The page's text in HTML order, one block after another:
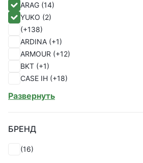
(1)
(1)
ARAG (14)
YUKO (2)
(+138)
ARDINA (+1)
ARMOUR (+12)
BKT (+1)
CASE IH (+18)
CHOHO(+28)
EU(+18)
FUCHS
Развернуть
БРЕНД
(16)